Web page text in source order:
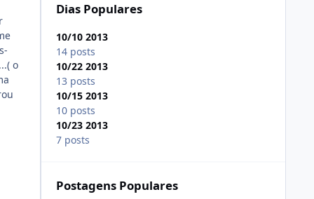
o
Dias Populares
10/10 2013
14 posts
10/22 2013
13 posts
10/15 2013
10 posts
10/23 2013
7 posts
Postagens Populares